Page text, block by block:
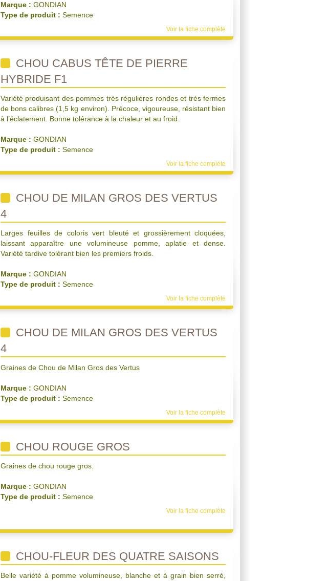
Marque : GONDIAN
Type de produit : Semence
Voir la fiche complète
CHOU CABUS TÊTE DE PIERRE
HYBRIDE F1
Variété produisant des pommes très régulières rondes et très fermes
de bons calibres (1,5 kg environ). Précoce, vigoureuse, résistant bien
à l’éclatement. Bonne tolérance à la chaleur et au froid.
Marque : GONDIAN
Type de produit : Semence
Voir la fiche complète
CHOU DE MILAN GROS DES VERTUS
4
Larges feuilles de coloris vert bleuté et grossièrement cloquées,
laissant apparaître une volumineuse pomme, aplatie et dense.
Variété tardive tolérant bien les premiers froids.
Marque : GONDIAN
Type de produit : Semence
Voir la fiche complète
CHOU DE MILAN GROS DES VERTUS
4
Graines de Chou de Milan Gros des Vertus
Marque : GONDIAN
Type de produit : Semence
Voir la fiche complète
CHOU ROUGE GROS
Graines de chou rouge gros.
Marque : GONDIAN
Type de produit : Semence
Voir la fiche complète
CHOU-FLEUR DES QUATRE SAISONS
Belle variété à pomme volumineuse, blanche et à grain bien serré,